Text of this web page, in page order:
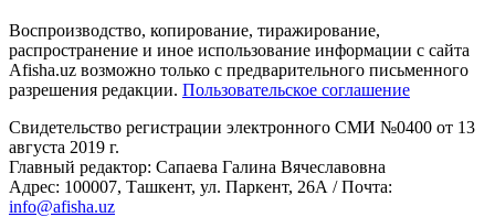
Воспроизводство, копирование, тиражирование,
распространение и иное использование информации с сайта
Afisha.uz возможно только с предварительного письменного
разрешения редакции. Пользовательское соглашение
Свидетельство регистрации электронного СМИ №0400 от 13
августа 2019 г.
Главный редактор: Сапаева Галина Вячеславовна
Адрес: 100007, Ташкент, ул. Паркент, 26А / Почта:
info@afisha.uz